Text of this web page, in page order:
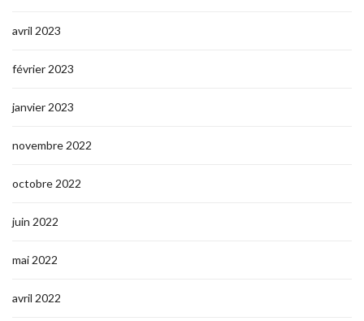
avril 2023
février 2023
janvier 2023
novembre 2022
octobre 2022
juin 2022
mai 2022
avril 2022